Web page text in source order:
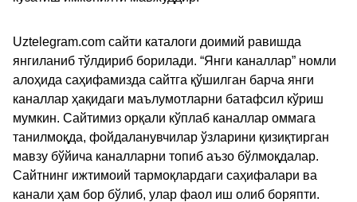
Uztelegram.com сайти каталоги доимий равишда
янгиланиб тўлдириб борилади. “Янги каналлар” номли
алоҳида саҳифамизда сайтга қўшилган барча янги
каналлар ҳақидаги маълумотларни батафсил кўриш
мумкин. Сайтимиз орқали кўплаб каналлар оммага
танилмоқда, фойдаланувчилар ўзларини қизиқтирган
мавзу бўйича каналларни топиб аъзо бўлмоқдалар.
Сайтнинг ижтимоий тармоқлардаги саҳифалари ва
канали ҳам бор бўлиб, улар фаол иш олиб боряпти.